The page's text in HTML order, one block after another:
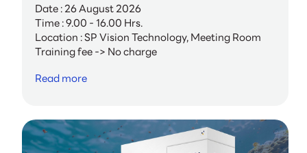
Date : 26 August 2026
Time : 9.00 - 16.00 Hrs.
Location : SP Vision Technology, Meeting Room
Training fee -> No charge
Read more